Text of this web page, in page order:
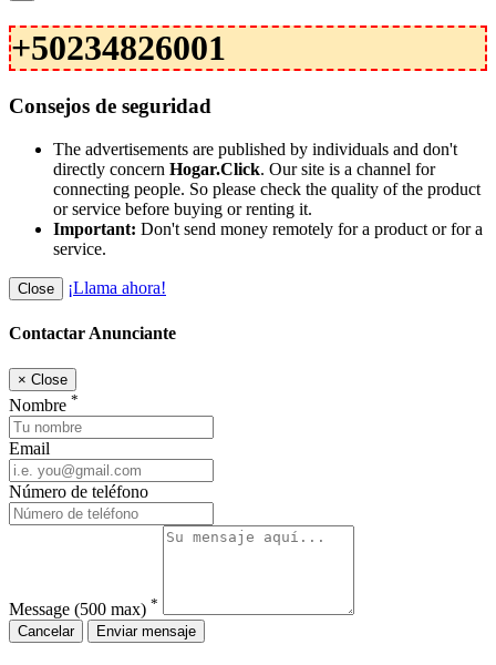
+50234826001
Consejos de seguridad
The advertisements are published by individuals and don't
directly concern Hogar.Click. Our site is a channel for
connecting people. So please check the quality of the product
or service before buying or renting it.
Important: Don't send money remotely for a product or for a
service.
Close ¡Llama ahora!
Contactar Anunciante
× Close
Nombre *
Email
Número de teléfono
Message (500 max) *
Cancelar
Enviar mensaje